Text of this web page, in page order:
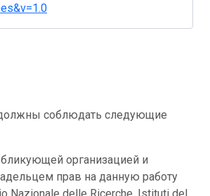
соблюдать следующие
организацией и
прав на данную работу